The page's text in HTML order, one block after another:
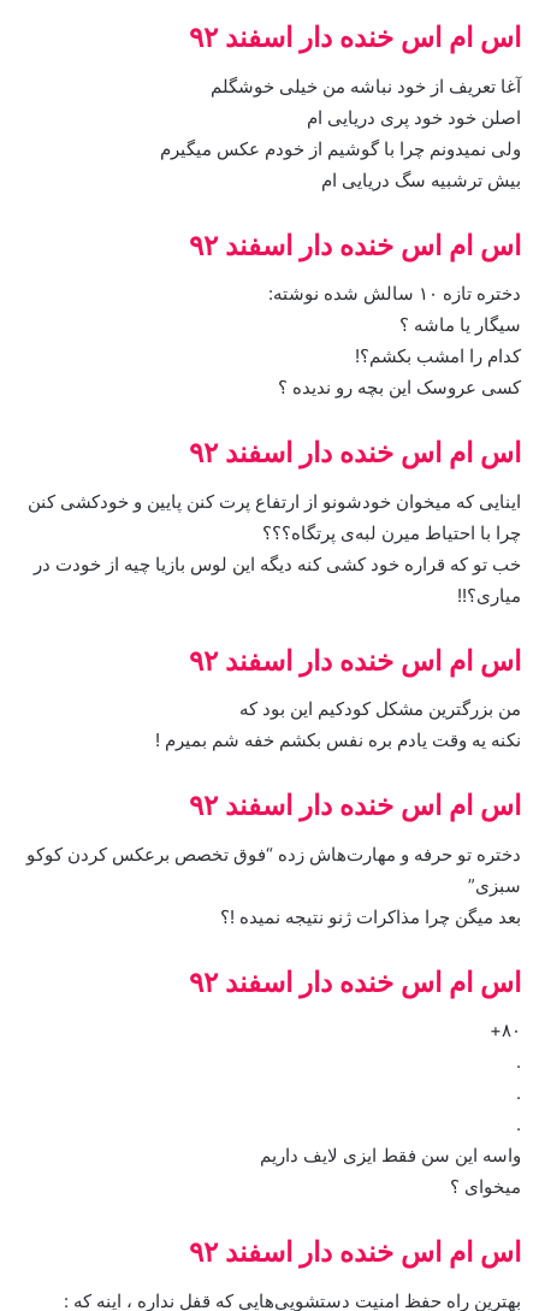
اس ام اس خنده دار اسفند ۹۲
آغا تعریف از خود نباشه من خیلی خوشگلم
اصلن خود خود پری دریایی ام
ولی نمیدونم چرا با گوشیم از خودم عکس میگیرم
بیش ترشبیه سگ دریایی ام
اس ام اس خنده دار اسفند ۹۲
دختره تازه ۱۰ سالش شده نوشته:
سیگار یا ماشه ؟
کدام را امشب بکشم؟!
کسی عروسک این بچه رو ندیده ؟
اس ام اس خنده دار اسفند ۹۲
اینایی که میخوان خودشونو از ارتفاع پرت کنن پایین و خودکشی کنن
چرا با احتیاط میرن لبه‌ی پرتگاه؟؟؟
خب تو که قراره خود کشی کنه دیگه این لوس بازیا چیه از خودت در
میاری؟!!
اس ام اس خنده دار اسفند ۹۲
من بزرگترین مشکل کودکیم این بود که
نکنه یه وقت یادم بره نفس بکشم خفه شم بمیرم !
اس ام اس خنده دار اسفند ۹۲
دختره تو حرفه و مهارت‌هاش زده “فوق تخصص برعکس کردن کوکو
سبزی”
بعد میگن چرا مذاکرات ژنو نتیجه نمیده !؟
اس ام اس خنده دار اسفند ۹۲
۸۰+
.
.
.
واسه این سن فقط ایزی لایف داریم
میخوای ؟
اس ام اس خنده دار اسفند ۹۲
بهترین راه حفظ امنیت دستشویی‌هایی که قفل نداره ، اینه که :